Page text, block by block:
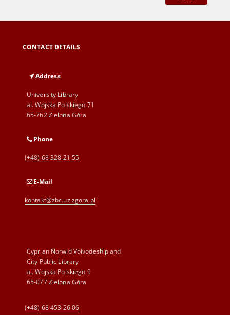
CONTACT DETAILS
Address
University Library
al. Wojska Polskiego 71
65-762 Zielona Góra
Phone
(+48) 68 328 21 55
E-Mail
kontakt@zbc.uz.zgora.pl
Cyprian Norwid Voivodeship and
City Public Library
al. Wojska Polskiego 9
65-077 Zielona Góra
(+48) 68 453 26 06